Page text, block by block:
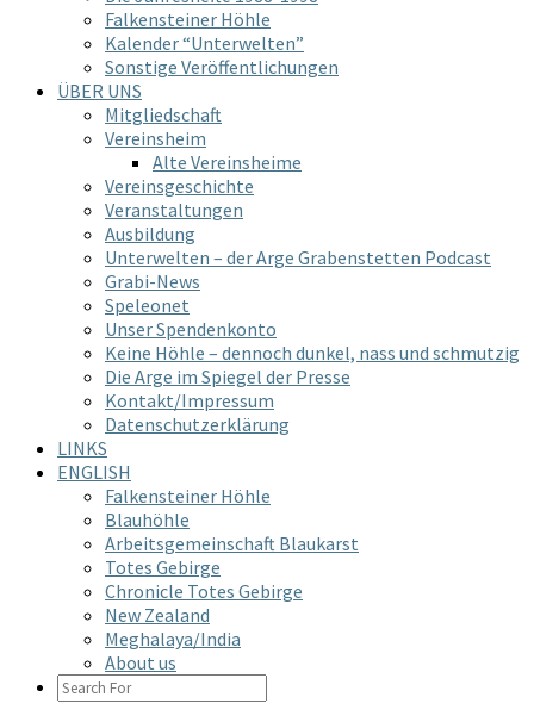
Falkensteiner Höhle
Kalender “Unterwelten”
Sonstige Veröffentlichungen
ÜBER UNS
Mitgliedschaft
Vereinsheim
Alte Vereinsheime
Vereinsgeschichte
Veranstaltungen
Ausbildung
Unterwelten – der Arge Grabenstetten Podcast
Grabi-News
Speleonet
Unser Spendenkonto
Keine Höhle – dennoch dunkel, nass und schmutzig
Die Arge im Spiegel der Presse
Kontakt/Impressum
Datenschutzerklärung
LINKS
ENGLISH
Falkensteiner Höhle
Blauhöhle
Arbeitsgemeinschaft Blaukarst
Totes Gebirge
Chronicle Totes Gebirge
New Zealand
Meghalaya/India
About us
SEARCH
ICON